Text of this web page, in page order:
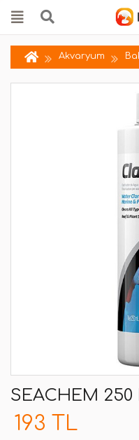
Akvaryum
SEACHEM 250
193 TL